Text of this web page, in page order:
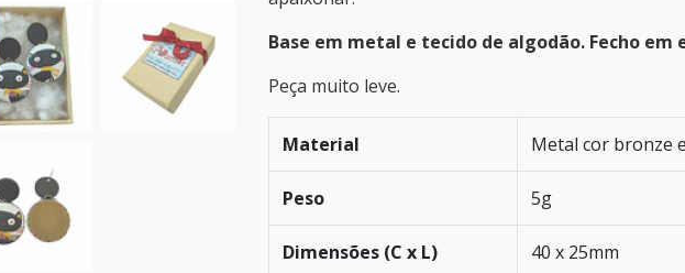
Base em metal e tecido de algodão. Fecho em
Peça muito leve.
Material Metal cor bronze
Peso 5g
Dimensões (C x L) 40 x 25mm